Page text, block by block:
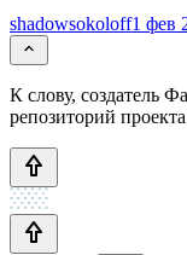
shadowsokoloff1 фев
К слову, создатель
репозиторий проекта